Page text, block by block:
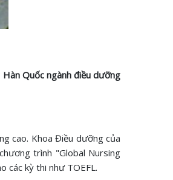
Hàn Quốc ngành điều dưỡng
cao. Khoa Điều dưỡng của
trình "Global Nursing
các kỳ thi như TOEFL.